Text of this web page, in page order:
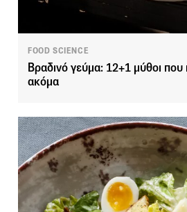
FOOD SCIENCE
Βραδινό γεύμα: 12+1 μύθοι που
ακόμα